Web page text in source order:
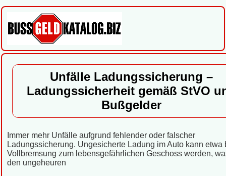
Unfälle Ladungssicherung –
Ladungssicherheit gemäß StVO
Bußgelder
Immer mehr Unfälle aufgrund fehlender oder falscher
Ladungssicherung. Ungesicherte Ladung im Auto kann etwa
Vollbremsung zum lebensgefährlichen Geschoss werden,
den ungeheuren